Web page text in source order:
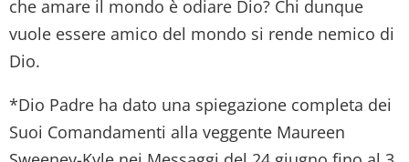
che amare il mondo è odiare Dio? Chi dunque
vuole essere amico del mondo si rende nemico di
Dio.
*Dio Padre ha dato una spiegazione completa dei
Suoi Comandamenti alla veggente Maureen